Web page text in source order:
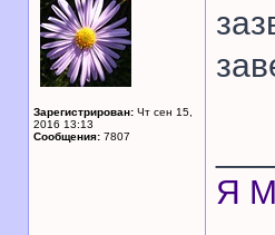
Зарегистрирован: Чт сен 15,
2016 13:13
Сообщения: 7807
Я